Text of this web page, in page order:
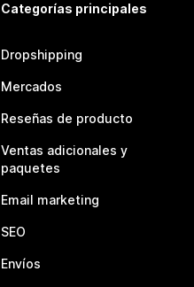
Categorías principales
Dropshipping
Mercados
Reseñas de producto
Ventas adicionales y
paquetes
Email marketing
SEO
Envíos